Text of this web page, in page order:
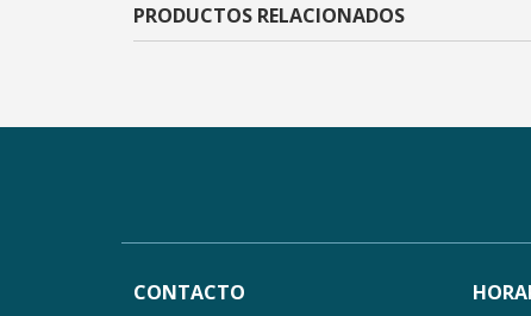
PRODUCTOS RELACIONADOS
CONTACTO